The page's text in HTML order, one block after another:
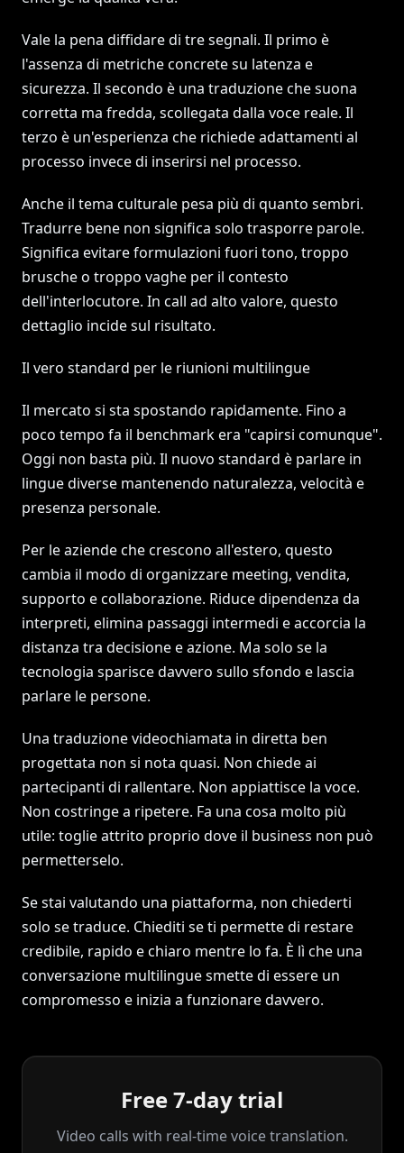
Vale la pena diffidare di tre segnali. Il primo è
l'assenza di metriche concrete su latenza e
sicurezza. Il secondo è una traduzione che suona
corretta ma fredda, scollegata dalla voce reale. Il
terzo è un'esperienza che richiede adattamenti al
processo invece di inserirsi nel processo.
Anche il tema culturale pesa più di quanto sembri.
Tradurre bene non significa solo trasporre parole.
Significa evitare formulazioni fuori tono, troppo
brusche o troppo vaghe per il contesto
dell'interlocutore. In call ad alto valore, questo
dettaglio incide sul risultato.
Il vero standard per le riunioni multilingue
Il mercato si sta spostando rapidamente. Fino a
poco tempo fa il benchmark era "capirsi comunque".
Oggi non basta più. Il nuovo standard è parlare in
lingue diverse mantenendo naturalezza, velocità e
presenza personale.
Per le aziende che crescono all'estero, questo
cambia il modo di organizzare meeting, vendita,
supporto e collaborazione. Riduce dipendenza da
interpreti, elimina passaggi intermedi e accorcia la
distanza tra decisione e azione. Ma solo se la
tecnologia sparisce davvero sullo sfondo e lascia
parlare le persone.
Una traduzione videochiamata in diretta ben
progettata non si nota quasi. Non chiede ai
partecipanti di rallentare. Non appiattisce la voce.
Non costringe a ripetere. Fa una cosa molto più
utile: toglie attrito proprio dove il business non può
permetterselo.
Se stai valutando una piattaforma, non chiederti
solo se traduce. Chiediti se ti permette di restare
credibile, rapido e chiaro mentre lo fa. È lì che una
conversazione multilingue smette di essere un
compromesso e inizia a funzionare davvero.
Free 7-day trial
Video calls with real‑time voice translation.